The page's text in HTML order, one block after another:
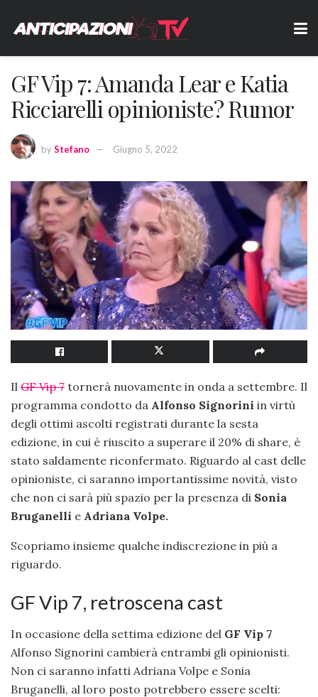
GF Vip 7: Amanda Lear e Katia
Ricciarelli opinioniste? Rumor
byStefano Giugno 5, 2022
Il GF Vip 7 tornerà nuovamente in onda a settembre. Il
programma condotto da Alfonso Signorini in virtù
degli ottimi ascolti registrati durante la sesta
edizione, in cui è riuscito a superare il 20% di share, è
stato saldamente riconfermato. Riguardo al cast delle
opinioniste, ci saranno importantissime novità, visto
che non ci sarà più spazio per la presenza di Sonia
Bruganelli e Adriana Volpe.
Scopriamo insieme qualche indiscrezione in più a
riguardo.
GF Vip 7, retroscena cast
In occasione della settima edizione del GF Vip 7
Alfonso Signorini cambierà entrambi gli opinionisti.
Non ci saranno infatti Adriana Volpe e Sonia
Bruganelli, al loro posto potrebbero essere scelti: